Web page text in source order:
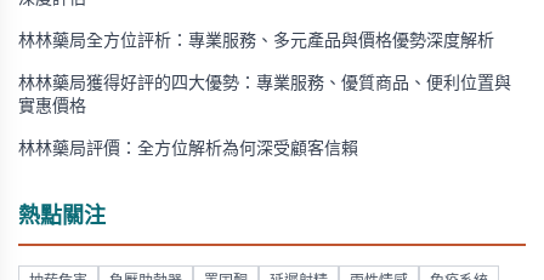
林林藥局全方位評析：專業服務、多元產品與價格優勢深度解析
林林藥局獲得好評的四大優勢：專業服務、優質商品、便利位置與
實惠價格
林林藥局評價：全方位解析為何深受顧客信賴
熱點關注